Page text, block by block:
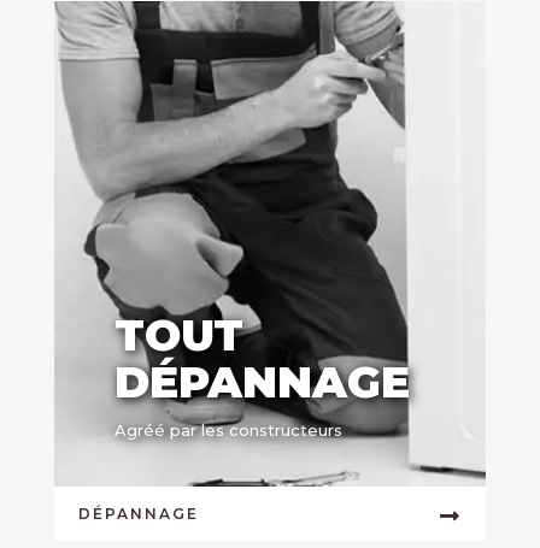
TOUT
DÉPANNAGE
Agréé par les constructeurs
DÉPANNAGE